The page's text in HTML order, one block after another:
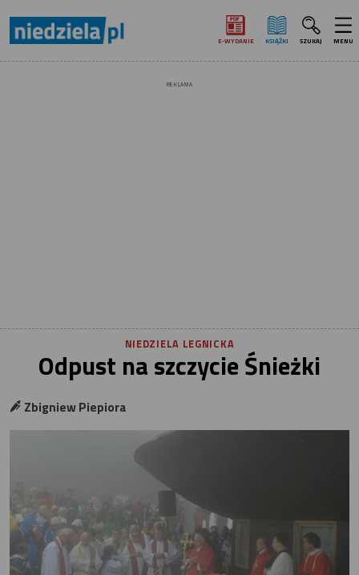
E‑WYDANIE KSIĄŻKI SZUKAJ MENU
REKLAMA
NIEDZIELA LEGNICKA
Odpust na szczycie Śnieżki
Zbigniew Piepiora